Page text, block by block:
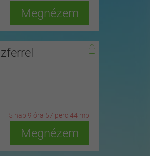
Megnézem
5 nap 9 óra 57 perc42 mp
Megnézem